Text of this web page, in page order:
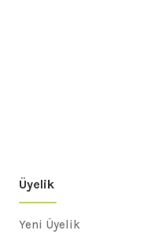
Üyelik
Yeni Üyelik